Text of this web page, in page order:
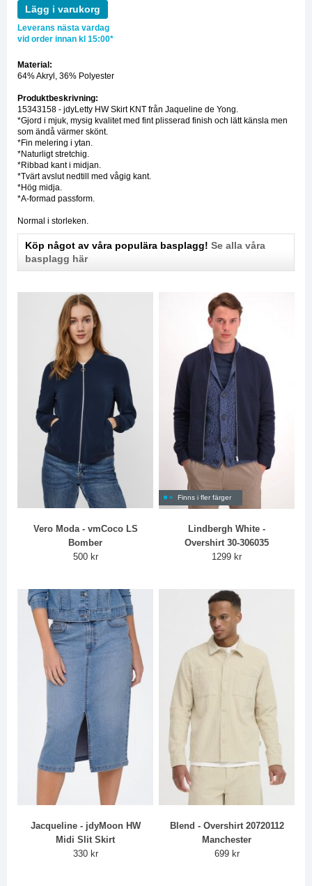
Lägg i varukorg
Leverans nästa vardag
vid order innan kl 15:00*
Material:
64% Akryl, 36% Polyester
Produktbeskrivning:
15343158 - jdyLetty HW Skirt KNT från Jaqueline de Yong.
*Gjord i mjuk, mysig kvalitet med fint plisserad finish och lätt känsla men
som ändå värmer skönt.
*Fin melering i ytan.
*Naturligt stretchig.
*Ribbad kant i midjan.
*Tvärt avslut nedtill med vågig kant.
*Hög midja.
*A-formad passform.
Normal i storleken.
Köp något av våra populära basplagg! Se alla våra
basplagg här
Vero Moda - vmCoco LS
Bomber
500 kr
Finns i fler färger
Lindbergh White -
Overshirt 30-306035
1299 kr
Jacqueline - jdyMoon HW
Midi Slit Skirt
330 kr
Blend - Overshirt 20720112
Manchester
699 kr